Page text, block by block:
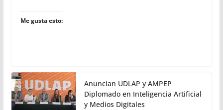
Me gusta esto:
Anuncian UDLAP y AMPEP
Diplomado en Inteligencia Artificial
y Medios Digitales